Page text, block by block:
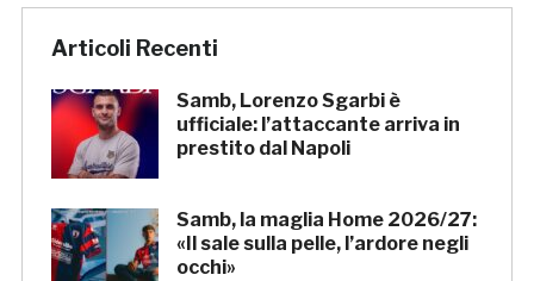
Articoli Recenti
Samb, Lorenzo Sgarbi è
ufficiale: l’attaccante arriva in
prestito dal Napoli
Samb, la maglia Home 2026/27:
«Il sale sulla pelle, l’ardore negli
occhi»